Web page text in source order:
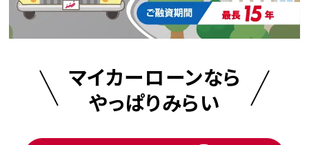
マイカーローンなら
やっぱりみらい